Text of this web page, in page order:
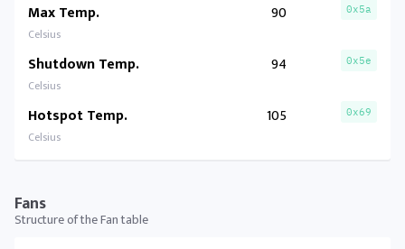
Max Temp.
Celsius
90 0x5a
Shutdown Temp.
Celsius
94 0x5e
Hotspot Temp.
Celsius
105 0x69
Fans
Structure of the Fan table